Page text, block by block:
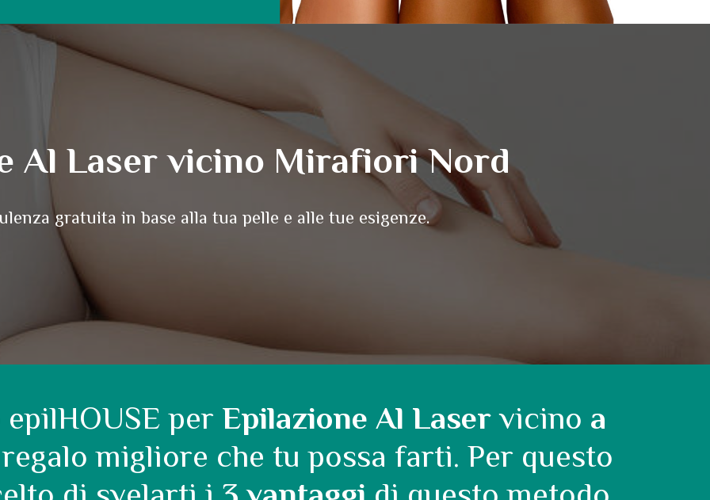
Al Laser vicino Mirafiori Nord
gratuita in base alla tua pelle e alle tue esigenze.
perEpilazione Al Laservicino a
migliore che tu possa farti. Per questo